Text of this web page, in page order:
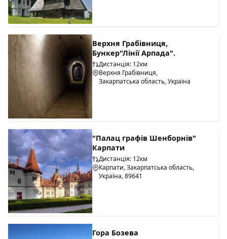
Верхня Грабівниця,
Бункер"Лінії Арпада".
Дистанція: 12км
Верхня Грабівниця,
Закарпатська область, Україна
"Палац графів Шенборнів"
Карпати
Дистанція: 12км
Карпати, Закарпатська область,
Україна, 89641
Гора Бозева